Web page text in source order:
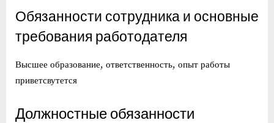
Обязанности сотрудника и основные
требования работодателя
Высшее образование, ответственность, опыт работы
приветсвутется
Должностные обязанности